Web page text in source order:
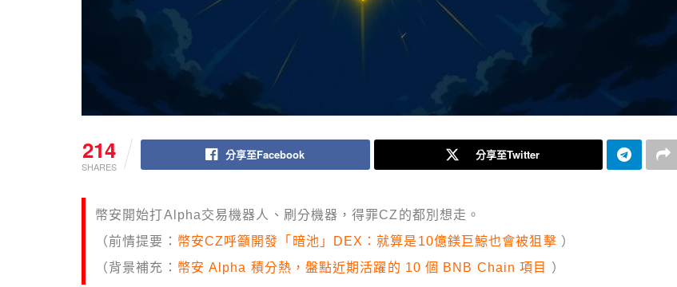
214
SHARES
分享至Facebook 分享至Twitter
幣安開始打Alpha交易機器人、刷分機器，得罪CZ的都別想走。
（前情提要： 幣安CZ呼籲開發「暗池」DEX：就算是10億鎂巨鯨也會被狙擊 ）
（背景補充： 幣安 Alpha 積分熱，盤點近期活躍的 10 個 BNB Chain 項目 ）